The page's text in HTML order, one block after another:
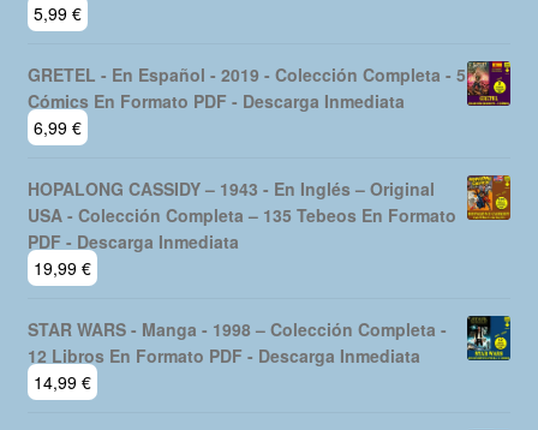
5,99 €
GRETEL - En Español - 2019 - Colección Completa - 5
Cómics En Formato PDF - Descarga Inmediata
6,99 €
HOPALONG CASSIDY – 1943 - En Inglés – Original
USA - Colección Completa – 135 Tebeos En Formato
PDF - Descarga Inmediata
19,99 €
STAR WARS - Manga - 1998 – Colección Completa -
12 Libros En Formato PDF - Descarga Inmediata
14,99 €